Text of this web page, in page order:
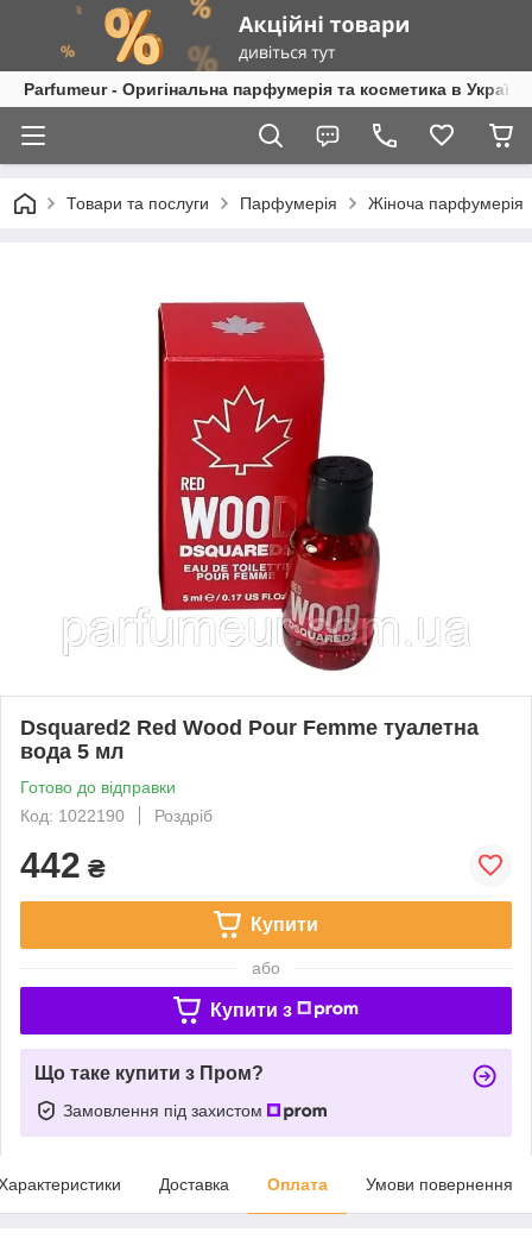
Parfumeur - Оригінальна парфумерія та косметика в Україні
Товари та послуги Парфумерія Жіноча парфумерія
Dsquared2 Red Wood Pour Femme туалетна
вода 5 мл
Готово до відправки
Код: 1022190
Роздріб
442 ₴
Купити
або
Купити з
Що таке купити з Пром?
Замовлення під захистом
Доставка Оплата Умови повернення